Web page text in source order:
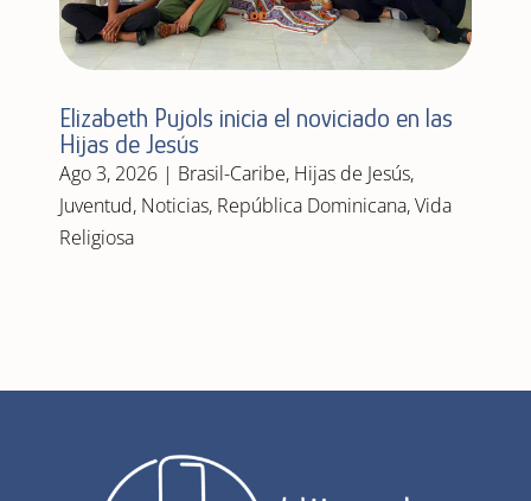
Elizabeth Pujols inicia el noviciado en las
Hijas de Jesús
Ago 3, 2026| Brasil-Caribe, Hijas de Jesús,
Juventud, Noticias, República Dominicana,Vida
Religiosa